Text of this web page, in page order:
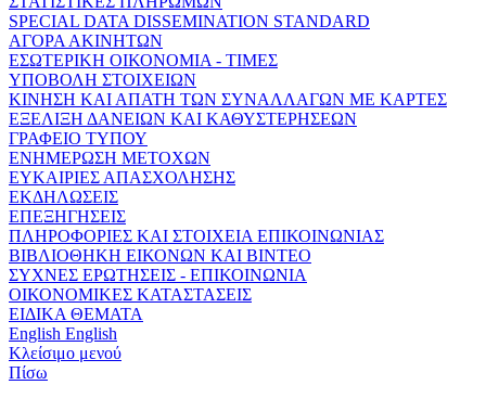
SPECIAL DATA DISSEMINATION STANDARD
ΑΓΟΡΑ ΑΚΙΝΗΤΩΝ
ΕΣΩΤΕΡΙΚΗ ΟΙΚΟΝΟΜΙΑ - ΤΙΜΕΣ
ΥΠΟΒΟΛΗ ΣΤΟΙΧΕΙΩΝ
ΚΙΝΗΣΗ ΚΑΙ ΑΠΑΤΗ ΤΩΝ ΣΥΝΑΛΛΑΓΩΝ ΜΕ ΚΑΡΤΕΣ
ΕΞΕΛΙΞΗ ΔΑΝΕΙΩΝ ΚΑΙ ΚΑΘΥΣΤΕΡΗΣΕΩΝ
ΓΡΑΦΕΙΟ ΤΥΠΟΥ
ΕΝΗΜΕΡΩΣΗ ΜΕΤΟΧΩΝ
ΕΥΚΑΙΡΙΕΣ ΑΠΑΣΧΟΛΗΣΗΣ
ΕΚΔΗΛΩΣΕΙΣ
ΕΠΕΞΗΓΗΣΕΙΣ
ΠΛΗΡΟΦΟΡΙΕΣ ΚΑΙ ΣΤΟΙΧΕΙΑ ΕΠΙΚΟΙΝΩΝΙΑΣ
ΒΙΒΛΙΟΘΗΚΗ ΕΙΚΟΝΩΝ ΚΑΙ ΒΙΝΤΕΟ
ΣΥΧΝΕΣ ΕΡΩΤΗΣΕΙΣ - ΕΠΙΚΟΙΝΩΝΙΑ
ΟΙΚΟΝΟΜΙΚΕΣ ΚΑΤΑΣΤΑΣΕΙΣ
ΕΙΔΙΚΑ ΘΕΜΑΤΑ
English English
Κλείσιμο μενού
Πίσω